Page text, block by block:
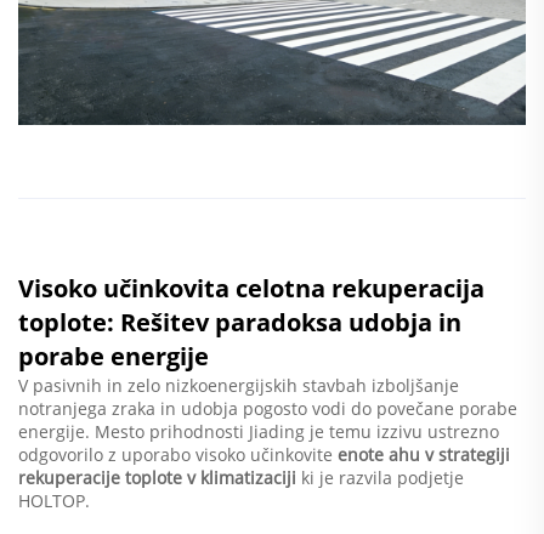
Visoko učinkovita celotna rekuperacija
toplote: Rešitev paradoksa udobja in
porabe energije
V pasivnih in zelo nizkoenergijskih stavbah izboljšanje
notranjega zraka in udobja pogosto vodi do povečane porabe
energije. Mesto prihodnosti Jiading je temu izzivu ustrezno
odgovorilo z uporabo visoko učinkovite enote ahu v strategiji
rekuperacije toplote v klimatizaciji ki je razvila podjetje
HOLTOP.